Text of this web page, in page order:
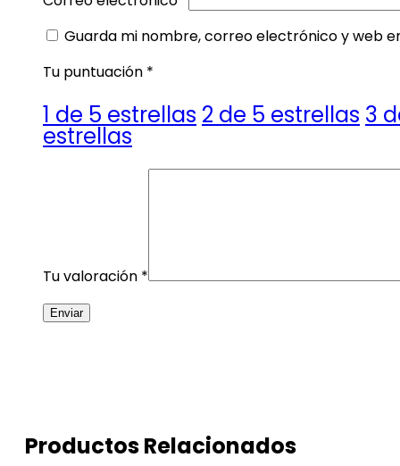
Guarda mi nombre, correo electrónico y web
Tu puntuación *
1 de 5 estrellas 2 de 5 estrellas 3
estrellas
Tu valoración *
Productos Relacionados